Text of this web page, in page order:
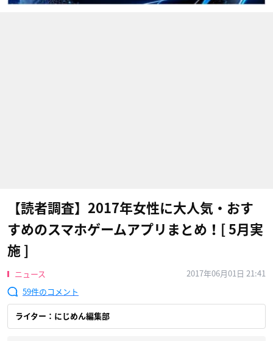
【読者調査】2017年女性に大人気・おす
すめのスマホゲームアプリまとめ！[ 5月実
施 ]
ニュース
2017年06月01日 21:41
59
ライター：にじめん編集部